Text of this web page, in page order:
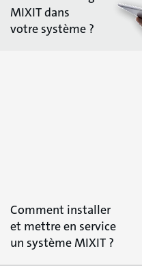
MIXIT dans
votre système ?
Comment installer
et mettre en service
un système MIXIT ?